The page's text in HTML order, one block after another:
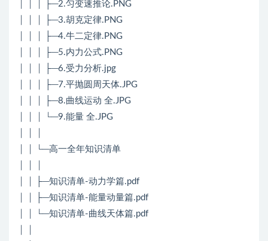
│ │ │ ├─2.匀变速推论.PNG
│ │ │ ├─3.胡克定律.PNG
│ │ │ ├─4.牛二定律.PNG
│ │ │ ├─5.内力公式.PNG
│ │ │ ├─6.受力分析.jpg
│ │ │ ├─7.平抛圆周天体.JPG
│ │ │ ├─8.曲线运动 全.JPG
│ │ │ └─9.能量 全.JPG
│ │ └─高一全年知识清单
│ │ ├─知识清单-动力学篇.pdf
│ │ ├─知识清单-能量动量篇.pdf
│ │ └─知识清单-曲线天体篇.pdf